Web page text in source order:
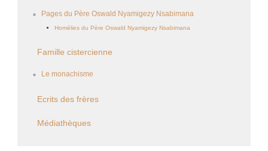
Pages du Père Oswald Nyamigezy Nsabimana
Homélies du Père Oswald Nyamigezy Nsabimana
Famille cistercienne
Le monachisme
Ecrits des frères
Médiathèques